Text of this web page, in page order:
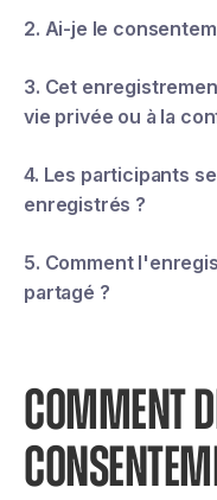
2. Ai-je le
3. Cet
vie privée ou à la
4. Les participants
enregistrés ?
5. Comment
partagé ?
COMMENT